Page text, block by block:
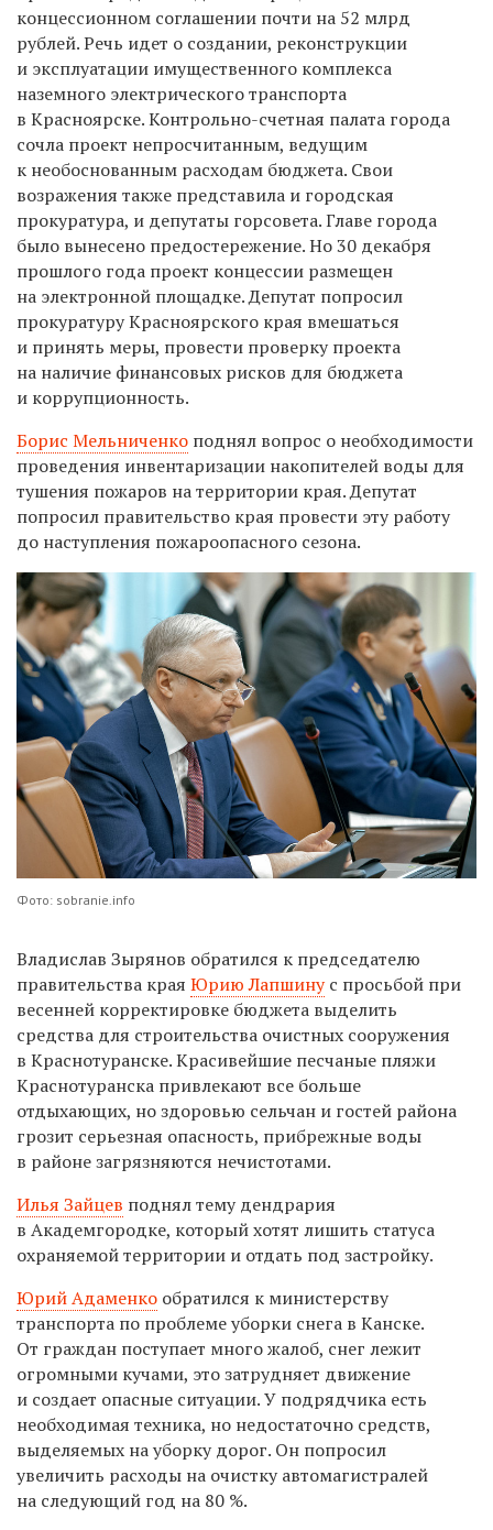
концессионном соглашении почти на 52 млрд
рублей. Речь идет о создании, реконструкции
и эксплуатации имущественного комплекса
наземного электрического транспорта
в Красноярске. Контрольно-счетная палата города
сочла проект непросчитанным, ведущим
к необоснованным расходам бюджета. Свои
возражения также представила и городская
прокуратура, и депутаты горсовета. Главе города
было вынесено предостережение. Но 30 декабря
прошлого года проект концессии размещен
на электронной площадке. Депутат попросил
прокуратуру Красноярского края вмешаться
и принять меры, провести проверку проекта
на наличие финансовых рисков для бюджета
и коррупционность.
Борис Мельниченко поднял вопрос о необходимости
проведения инвентаризации накопителей воды для
тушения пожаров на территории края. Депутат
попросил правительство края провести эту работу
до наступления пожароопасного сезона.
Фото: sobranie.info
Владислав Зырянов обратился к председателю
правительства края Юрию Лапшинус просьбой при
весенней корректировке бюджета выделить
средства для строительства очистных сооружения
в Краснотуранске. Красивейшие песчаные пляжи
Краснотуранска привлекают все больше
отдыхающих, но здоровью сельчан и гостей района
грозит серьезная опасность, прибрежные воды
в районе загрязняются нечистотами.
Илья Зайцев поднял тему дендрария
в Академгородке, который хотят лишить статуса
охраняемой территории и отдать под застройку.
Юрий Адаменко обратился к министерству
транспорта по проблеме уборки снега в Канске.
От граждан поступает много жалоб, снег лежит
огромными кучами, это затрудняет движение
и создает опасные ситуации. У подрядчика есть
необходимая техника, но недостаточно средств,
выделяемых на уборку дорог. Он попросил
увеличить расходы на очистку автомагистралей
на следующий год на 80 %.